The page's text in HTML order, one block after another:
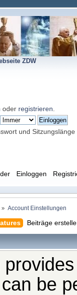
ZDW
oder registrieren
und Sitzungslänge
Einloggen
» Account Einstellungen
Beiträge
be